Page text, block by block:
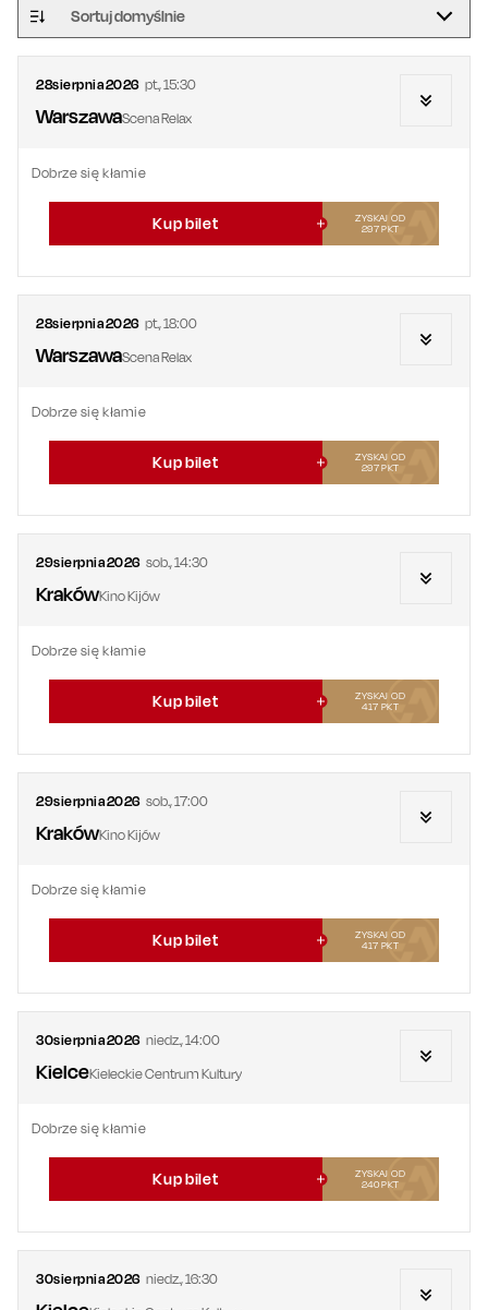
Sortuj domyślnie
28sierpnia2026 pt.,15:30
WarszawaScena Relax
Dobrze się kłamie
Kup bilet
ZYSKAJ OD
297PKT
28sierpnia2026 pt.,18:00
WarszawaScena Relax
Dobrze się kłamie
Kup bilet
ZYSKAJ OD
297PKT
29sierpnia2026 sob.,14:30
KrakówKino Kijów
Dobrze się kłamie
Kup bilet
ZYSKAJ OD
417 PKT
29sierpnia2026 sob.,17:00
KrakówKino Kijów
Dobrze się kłamie
Kup bilet
ZYSKAJ OD
417 PKT
30sierpnia2026 niedz.,14:00
KielceKieleckie Centrum Kultury
Dobrze się kłamie
Kup bilet
ZYSKAJ OD
240PKT
30sierpnia2026 niedz.,16:30